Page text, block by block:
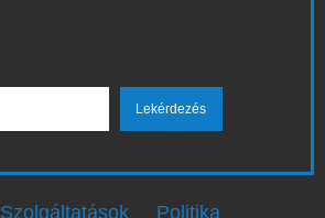
Szolgáltatások Politika